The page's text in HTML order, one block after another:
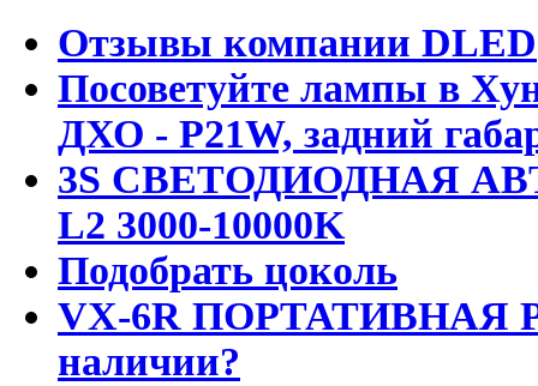
Отзывы компании DLED
Посоветуйте лампы в
ДХО - P21W, задний
3S СВЕТОДИОДНАЯ
L2 3000-10000K
Подобрать цоколь
VX-6R ПОРТАТИВНАЯ
наличии?